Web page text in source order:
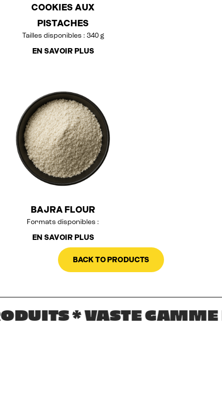
COOKIES AUX
PISTACHES
Tailles disponibles : 340 g
EN SAVOIR PLUS
BAJRA FLOUR
Formats disponibles :
EN SAVOIR PLUS
BACK TO PRODUCTS
* VASTE GAMME